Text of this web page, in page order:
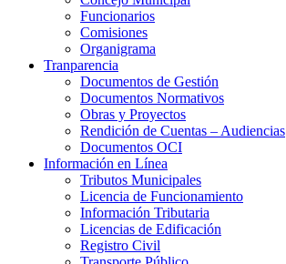
Funcionarios
Comisiones
Organigrama
Tranparencia
Documentos de Gestión
Documentos Normativos
Obras y Proyectos
Rendición de Cuentas – Audiencias
Documentos OCI
Información en Línea
Tributos Municipales
Licencia de Funcionamiento
Información Tributaria
Licencias de Edificación
Registro Civil